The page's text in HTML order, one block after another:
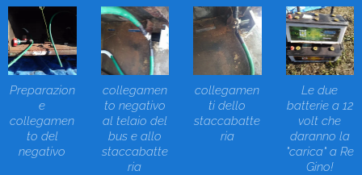
Preparazion
e
collegamen
to del
negativo
collegamen
to negativo
al telaio del
bus e allo
staccabatte
ria
collegamen
ti dello
staccabatte
ria
Le due
batterie a 12
volt che
daranno la
"carica" a Re
Gino!